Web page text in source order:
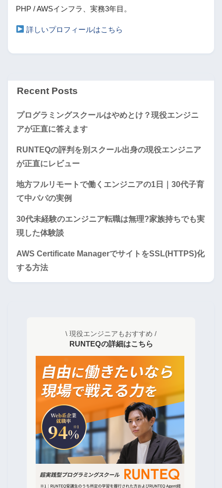
PHP / AWSインフラ、実務3年目。
詳しいプロフィールはこちら
Recent Posts
プログラミングスクールはやめとけ？現役エンジニ
アが正直に答えます
RUNTEQの評判を別スクール出身の現役エンジニア
が正直にレビュー
地方フルリモートで働くエンジニアの1日｜30代子育
て中パパの実例
30代未経験のエンジニア転職は無理?家族持ちでも実
現した体験談
AWS Certificate ManagerでサイトをSSL(HTTPS)化
する方法
\ 現役エンジニアもおすすめ /
RUNTEQの詳細はこちら